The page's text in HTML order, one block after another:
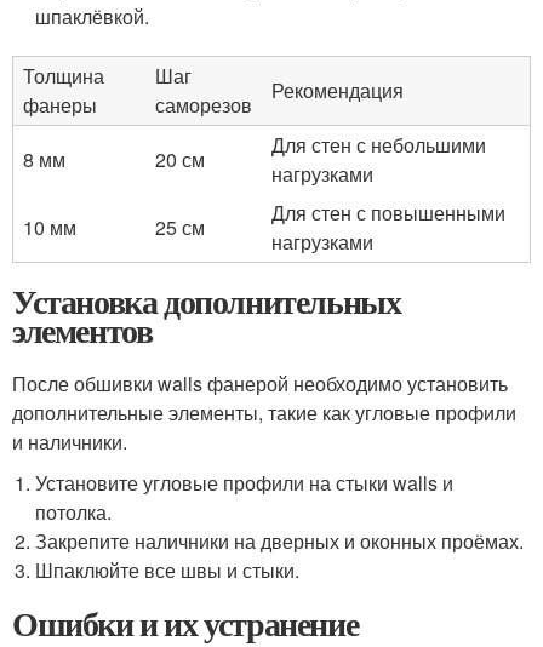
шпаклёвкой.
Толщина
фанеры
Шаг
саморезов
Рекомендация
8 мм 20 см
Для стен с небольшими
нагрузками
10 мм
25 см
Для стен с повышенными
нагрузками
Установка дополнительных
элементов
После обшивки walls фанерой необходимо установить
дополнительные элементы, такие как угловые профили
и наличники.
Установите угловые профили на стыки walls и
потолка.
Закрепите наличники на дверных и оконных проёмах.
Шпаклюйте все швы и стыки.
Ошибки и их устранение